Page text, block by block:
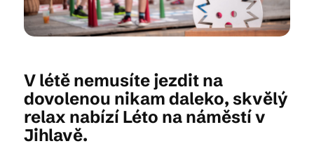
Suvenýry
Praktické info
Kam vyrazit
V létě nemusíte jezdit na
dovolenou nikam daleko, skvělý
relax nabízí Léto na náměstí v
Jihlavě.